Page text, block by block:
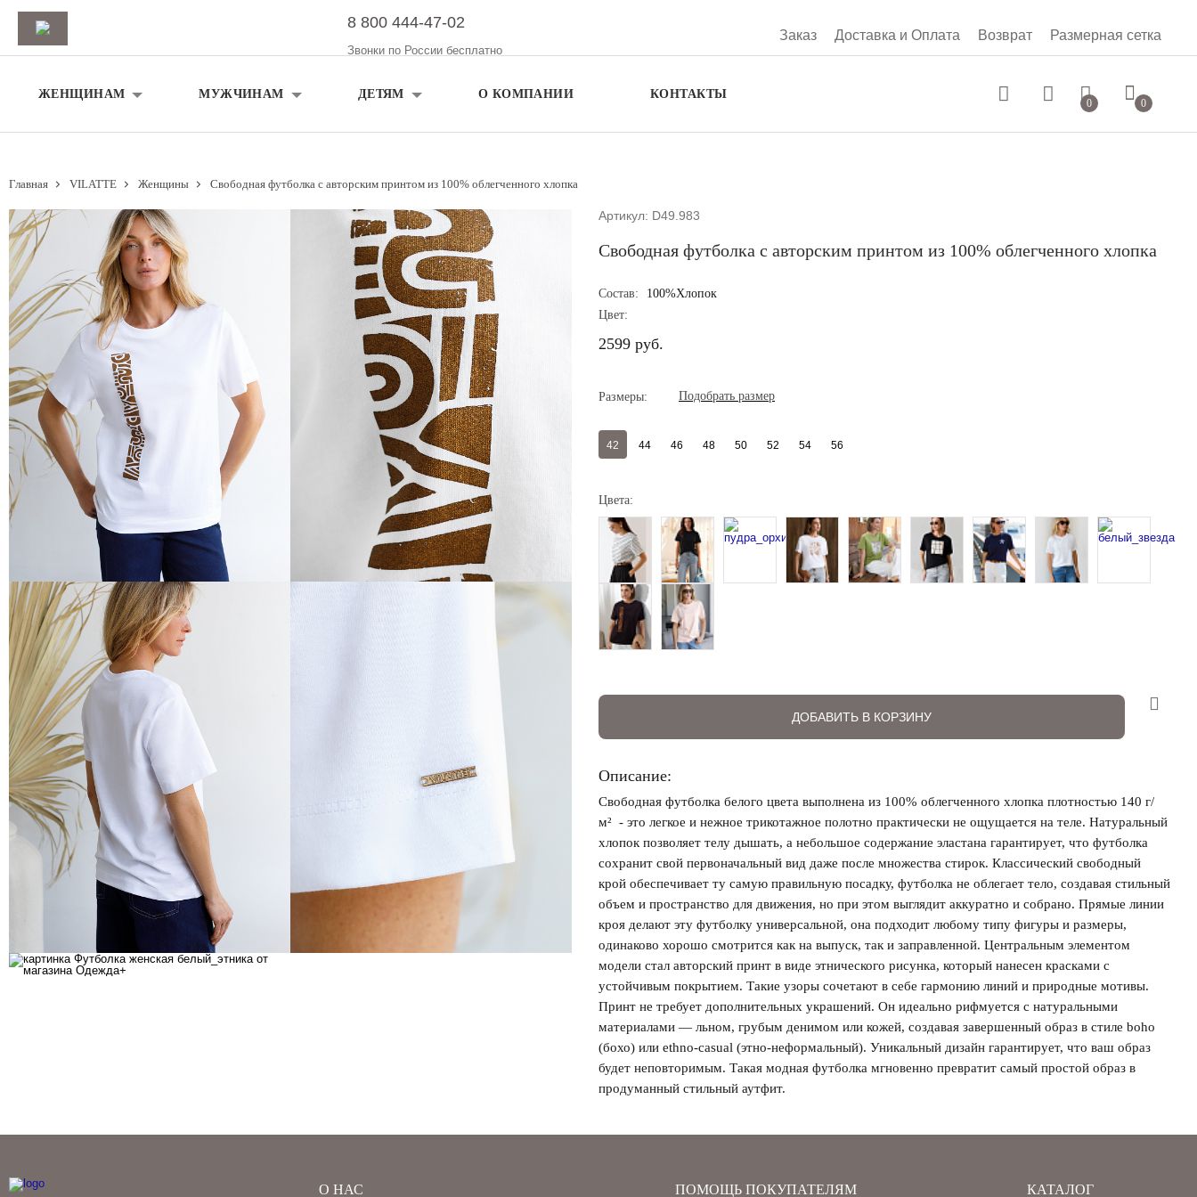
8 800 444-47-02
Звонки по России бесплатно
Заказ Доставка и Оплата Возврат Размерная сетка
ЖЕНЩИНАМ МУЖЧИНАМ ДЕТЯМ О КОМПАНИИ КОНТАКТЫ
Регистрация Авторизация
Забыли свой пароль?
0 0
0 руб.
Главная VILATTE Женщины Свободная футболка с авторским принтом из 100% облегченного хлопка
Артикул: D49.983
Свободная футболка с авторским принтом из 100% облегченного хлопка
Состав:
100%Хлопок
Цвет:
2599 руб.
Размеры: Подобрать размер
42 44 46 48 50 52 54 56
Цвета:
ДОБАВИТЬ В КОРЗИНУ
Описание:
Свободная футболка белого цвета выполнена из 100% облегченного хлопка плотностью 140 г/
м² - это легкое и нежное трикотажное полотно практически не ощущается на теле. Натуральный
хлопок позволяет телу дышать, а небольшое содержание эластана гарантирует, что футболка
сохранит свой первоначальный вид даже после множества стирок. Классический свободный
крой обеспечивает ту самую правильную посадку, футболка не облегает тело, создавая стильный
объем и пространство для движения, но при этом выглядит аккуратно и собрано. Прямые линии
кроя делают эту футболку универсальной, она подходит любому типу фигуры и размеры,
одинаково хорошо смотрится как на выпуск, так и заправленной. Центральным элементом
модели стал авторский принт в виде этнического рисунка, который нанесен красками с
устойчивым покрытием. Такие узоры сочетают в себе гармонию линий и природные мотивы.
Принт не требует дополнительных украшений. Он идеально рифмуется с натуральными
материалами — льном, грубым денимом или кожей, создавая завершенный образ в стиле boho
(бохо) или ethno-casual (этно-неформальный). Уникальный дизайн гарантирует, что ваш образ
будет неповторимым. Такая модная футболка мгновенно превратит самый простой образ в
продуманный стильный аутфит.
О НАС ПОМОЩЬ ПОКУПАТЕЛЯМ КАТАЛОГ